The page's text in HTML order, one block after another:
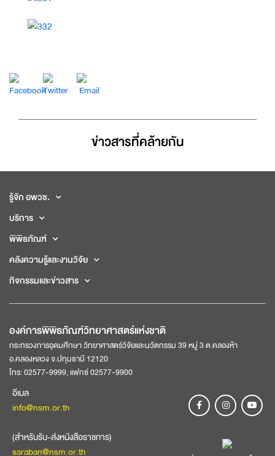
ข่าวสารที่่คล้ายกัน
รู้จัก อพวช.
บริการ
พิพิธภัณฑ์
คลังความรู้และงานวิจัย
กิจกรรมและข่าวสาร
องค์การพิพิธภัณฑ์วิทยาศาสตร์แห่งชาติ
กระทรวงการอุดมศึกษา วิทยาศาสตร์วิจัยและนวัตกรรม 39 หมู่ 3 ต.คลองห้า
อ.คลองหลวง จ.ปทุมธานี 12120
โทร: 02577-9999, แฟกซ์ 02577-9900
อีเมล
info@nsm.or.th
(สำหรับรับ-ส่งหนังสือราชการ)
saraban@nsm.or.th